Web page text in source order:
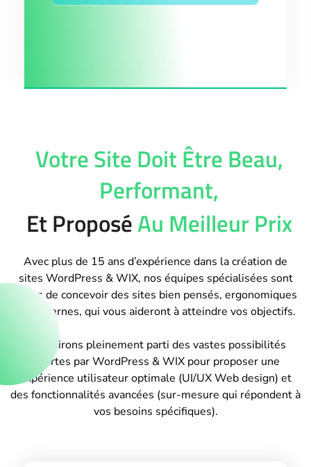
Votre Site Doit Être Beau,
Performant,
Et ProposéAu Meilleur Prix
Avec plus de 15 ans d’expérience dans la création de
sites WordPress & WIX, nos équipes spécialisées sont
fières de concevoir des sites bien pensés, ergonomiques
et modernes, qui vous aideront à atteindre vos objectifs.
Nous tirons pleinement parti des vastes possibilités
offertes par WordPress & WIX pour proposer une
expérience utilisateur optimale (UI/UX Web design) et
des fonctionnalités avancées (sur-mesure qui répondent à
vos besoins spécifiques).